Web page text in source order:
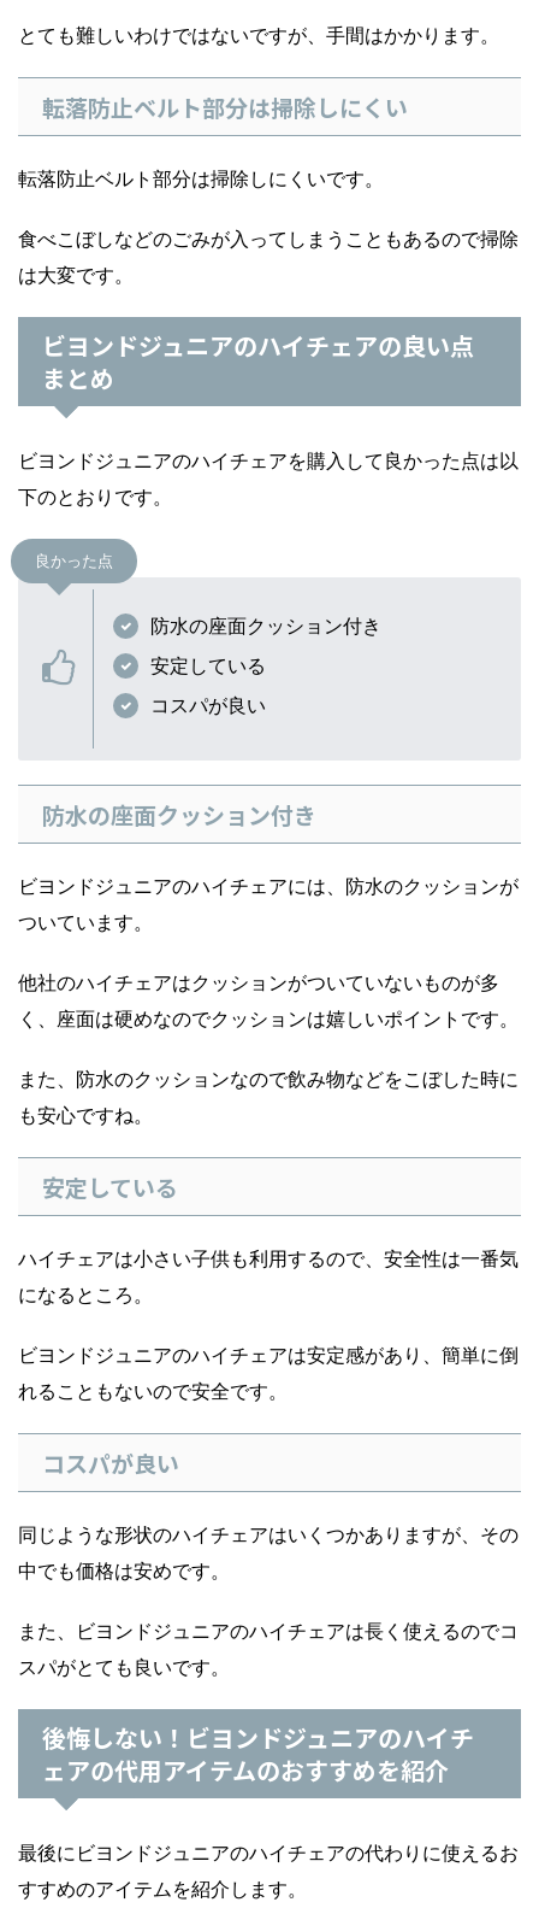
とても難しいわけではないですが、手間はかかります。
転落防止ベルト部分は掃除しにくい
転落防止ベルト部分は掃除しにくいです。
食べこぼしなどのごみが入ってしまうこともあるので掃除
は大変です。
ビヨンドジュニアのハイチェアの良い点
まとめ
ビヨンドジュニアのハイチェアを購入して良かった点は以
下のとおりです。
良かった点
防水の座面クッション付き
安定している
コスパが良い
防水の座面クッション付き
ビヨンドジュニアのハイチェアには、防水のクッションが
ついています。
他社のハイチェアはクッションがついていないものが多
く、座面は硬めなのでクッションは嬉しいポイントです。
また、防水のクッションなので飲み物などをこぼした時に
も安心ですね。
安定している
ハイチェアは小さい子供も利用するので、安全性は一番気
になるところ。
ビヨンドジュニアのハイチェアは安定感があり、簡単に倒
れることもないので安全です。
コスパが良い
同じような形状のハイチェアはいくつかありますが、その
中でも価格は安めです。
また、ビヨンドジュニアのハイチェアは長く使えるのでコ
スパがとても良いです。
後悔しない！ビヨンドジュニアのハイチ
ェアの代用アイテムのおすすめを紹介
最後にビヨンドジュニアのハイチェアの代わりに使えるお
すすめのアイテムを紹介します。